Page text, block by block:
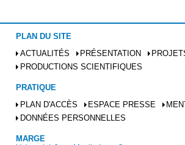
PLAN DU SITE
ACTUALITÉS
PRÉSENTATION
PRODUCTIONS SCIENTIFIQUES
PRATIQUE
PLAN D'ACCÈS
ESPACE PRESSE
DONNÉES PERSONNELLES
MARGE